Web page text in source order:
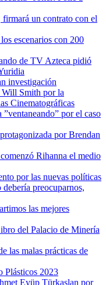
un contrato con el
escenarios con 200
de TV Azteca pidió
investigación
Will Smith por la
Cinematográficas
por el caso
por Brendan
Rihanna el medio
por las nuevas políticas
preocuparnos,
las mejores
del Palacio de Minería
las malas prácticas de
Plásticos 2023
Eyüp Türkaslan por